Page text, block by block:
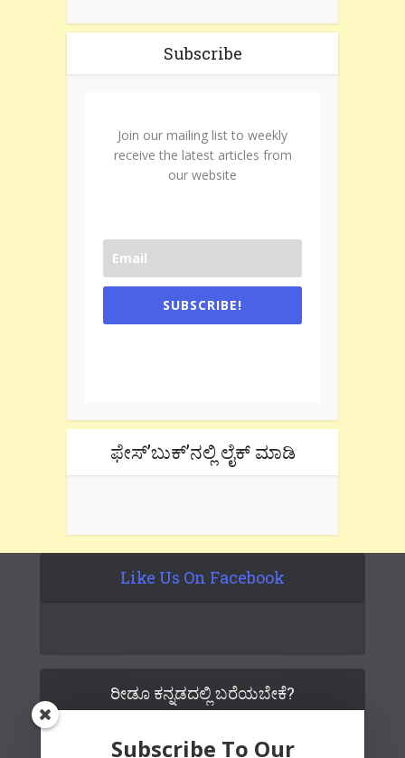
Subscribe
Join our mailing list to weekly
receive the latest articles from
our website
SUBSCRIBE!
ಫೇಸ್’ಬುಕ್’ನಲ್ಲಿ ಲೈಕ್ ಮಾಡಿ
Like Us On Facebook
ರೀಡೂ ಕನ್ನಡದಲ್ಲಿ ಬರೆಯಬೇಕೆ?
Subscribe To Our